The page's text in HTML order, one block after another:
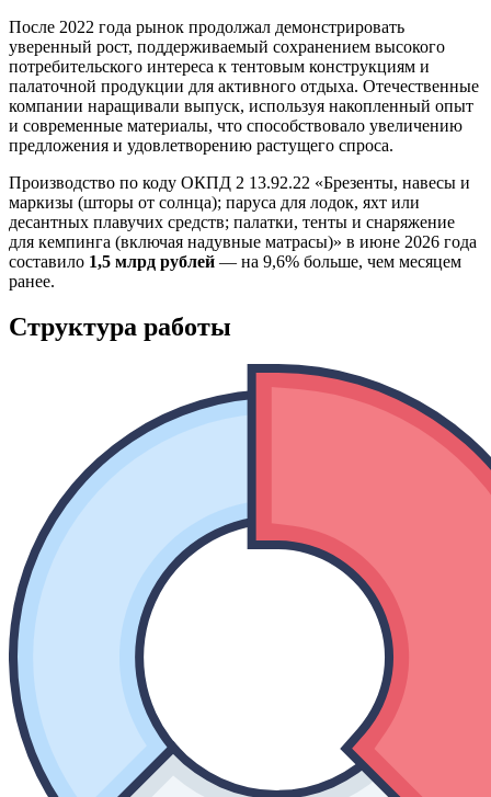
После 2022 года рынок продолжал демонстрировать
уверенный рост, поддерживаемый сохранением высокого
потребительского интереса к тентовым конструкциям и
палаточной продукции для активного отдыха. Отечественные
компании наращивали выпуск, используя накопленный опыт
и современные материалы, что способствовало увеличению
предложения и удовлетворению растущего спроса.
Производство по коду ОКПД 2 13.92.22 «Брезенты, навесы и
маркизы (шторы от солнца); паруса для лодок, яхт или
десантных плавучих средств; палатки, тенты и снаряжение
для кемпинга (включая надувные матрасы)» в июне 2026 года
составило 1,5 млрд рублей — на 9,6% больше, чем месяцем
ранее.
Структура работы